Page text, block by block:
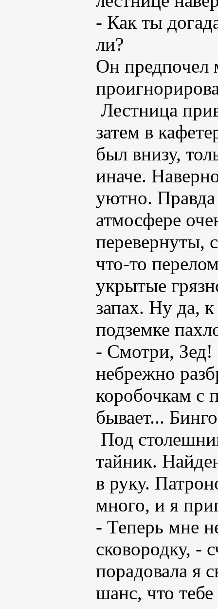
- Как ты
ли?
Он предпочел
Лестница
затем в
был внизу,
иначе.
уютно.
атмосфере
перевернуты,
что-то
укрытые
запах. Ну да,
подземке
- Смотри, Зед!
небрежно
коробочкам с
бывает...
Под
тайник.
в руку.
много, и я
- Теперь мне
сковородку, -
порадовала я
шанс, что